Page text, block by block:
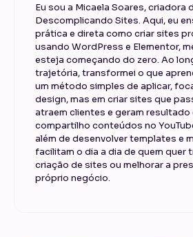
Eu sou a Micaela Soares, criadora
Descomplicando Sites. Aqui, eu
prática e direta como criar sites
usando WordPress e Elementor,
esteja começando do zero. Ao
trajetória, transformei o que
um método simples de aplicar,
design, mas em criar sites que
atraem clientes e geram resultado
compartilho conteúdos no
além de desenvolver templates e
facilitam o dia a dia de quem quer
criação de sites ou melhorar a
próprio negócio.